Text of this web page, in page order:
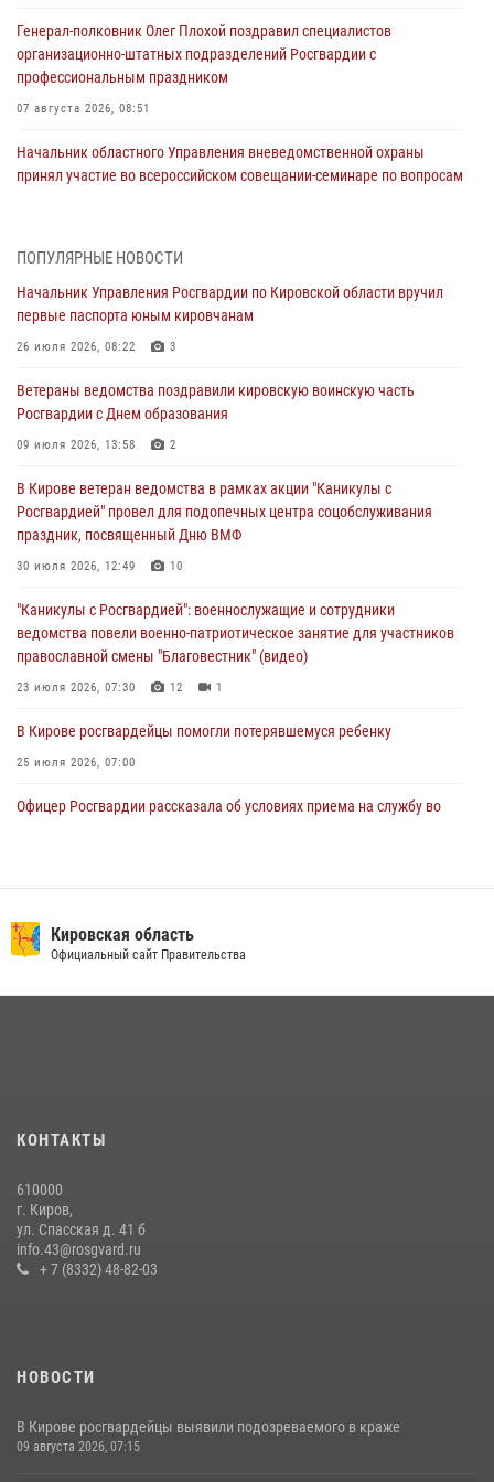
Генерал-полковник Олег Плохой поздравил специалистов
организационно-штатных подразделений Росгвардии с
профессиональным праздником
07 августа 2026, 08:51
Начальник областного Управления вневедомственной охраны
принял участие во всероссийском совещании-семинаре по вопросам
инструмента
07 августа 2026, 08:39
хулиганстве
06 августа 2026, 07:00
почетные знаки и грамоты росгвардейцам (видео)
05 августа 2026, 11:00
В Кирове росгвардейцы задержали подозреваемую в сбыте
04 августа 2026, 09:30
ПОПУЛЯРНЫЕ НОВОСТИ
Начальник Управления Росгвардии по Кировской области вручил
первые паспорта юным кировчанам
26 июля 2026, 08:22 3
Ветераны ведомства поздравили кировскую воинскую часть
Росгвардии с Днем образования
09 июля 2026, 13:58 2
В Кирове ветеран ведомства в рамках акции "Каникулы с
Росгвардией" провел для подопечных центра соцобслуживания
праздник, посвященный Дню ВМФ
30 июля 2026, 12:49 10
"Каникулы с Росгвардией": военнослужащие и сотрудники
ведомства повели военно-патриотическое занятие для участников
православной смены "Благовестник" (видео)
23 июля 2026, 07:30 12 1
В Кирове росгвардейцы помогли потерявшемуся ребенку
25 июля 2026, 07:00
Офицер Росгвардии рассказала об условиях приема на службу во
находящегося в розыске
24 июля 2026, 09:01
Кировские росгвардейцы задержали неоднократно судимую
гражданку, подозреваемую в краже
21 июля 2026, 08:20
Кировская область
Официальный сайт Правительства
КОНТАКТЫ
610000
г. Киров,
ул. Спасская д. 41 б
info.43@rosgvard.ru
+ 7 (8332) 48-82-03
НОВОСТИ
В Кирове росгвардейцы выявили подозреваемого в краже
09 августа 2026, 07:15